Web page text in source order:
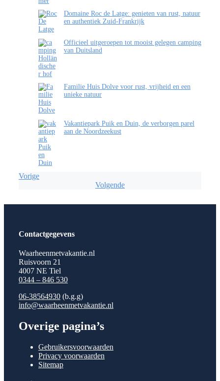
Domaine Roc de Latge: genieten van rust, natuur
en authentiek Zuid-Frankrijk
Officieel uitgeroepen tot mooist gelegen camping
van Duitsland
Familie Huis Dolve voor rust, vrijheid en een
unieke natuur
Vakantiepark Puik en Duin, de verborgen parel
aan de Noordzeekust
Vorige
Volgende
Contactgegevens
Waarheenmetvakantie.nl
Ruisvoorn 21
4007 NE Tiel
0344 – 846 530
06-38564930 (b.g.g)
info@waarheenmetvakantie.nl
Overige pagina’s
Gebruikersvoorwaarden
Privacy voorwaarden
Sitemap